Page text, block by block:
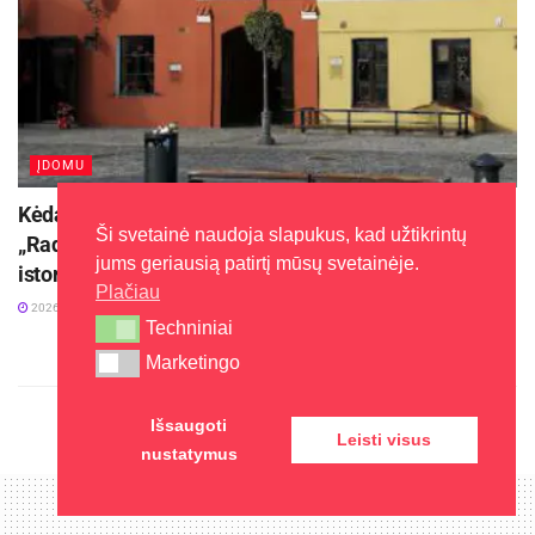
ĮDOMU
Kėdainiuose prasidės kultūros ir istorijos festivalis
„Radviliada“ ir papasakos kunigaikščių Radvilų
istoriją
2026-08-04
Ši svetainė naudoja slapukus, kad užtikrintų
jums geriausią patirtį mūsų svetainėje.
Plačiau
Techniniai
Techniniai
Marketingo
Marketingo
Išsaugoti
nustatymus
Leisti visus